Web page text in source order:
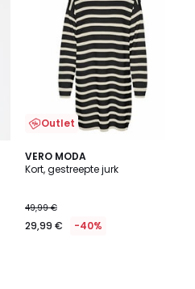
Outlet
VERO MODA
Kort, gestreepte jurk
49,99 €
29,99 € -40%